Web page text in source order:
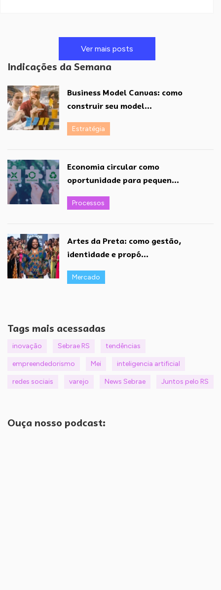
Ver mais posts
Indicações da Semana
Business Model Canvas: como
construir seu model...
Estratégia
Economia circular como
oportunidade para pequen...
Processos
Artes da Preta: como gestão,
identidade e propó...
Mercado
Tags mais acessadas
inovação Sebrae RS tendências
empreendedorismo Mei inteligencia artificial
redes sociais varejo News Sebrae Juntos pelo RS
Ouça nosso podcast: